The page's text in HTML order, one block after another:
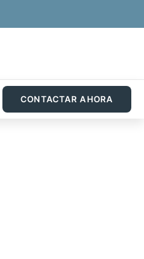
CONTACTAR AHORA